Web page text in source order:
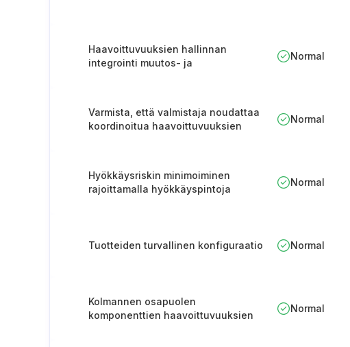
Haavoittuvuuksien hallinnan
integrointi muutos- ja
Normal
Varmista, että valmistaja noudattaa
koordinoitua haavoittuvuuksien
Normal
Hyökkäysriskin minimoiminen
rajoittamalla hyökkäyspintoja
Normal
Tuotteiden turvallinen konfiguraatio Normal
Kolmannen osapuolen
komponenttien haavoittuvuuksien
Normal